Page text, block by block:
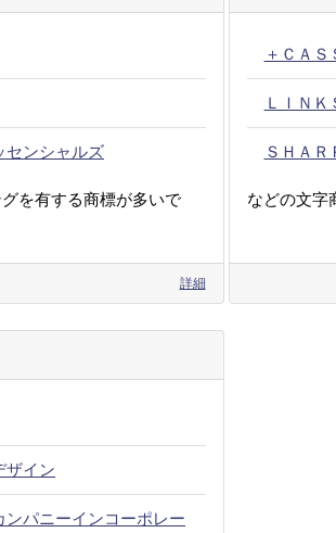
センシャルズ
を有する商標が多いで
詳細
＋ＣＡＳ
ＬＩＮＫ
ＳＨＡＲ
などの文字
ザイン
パニーインコーポレー